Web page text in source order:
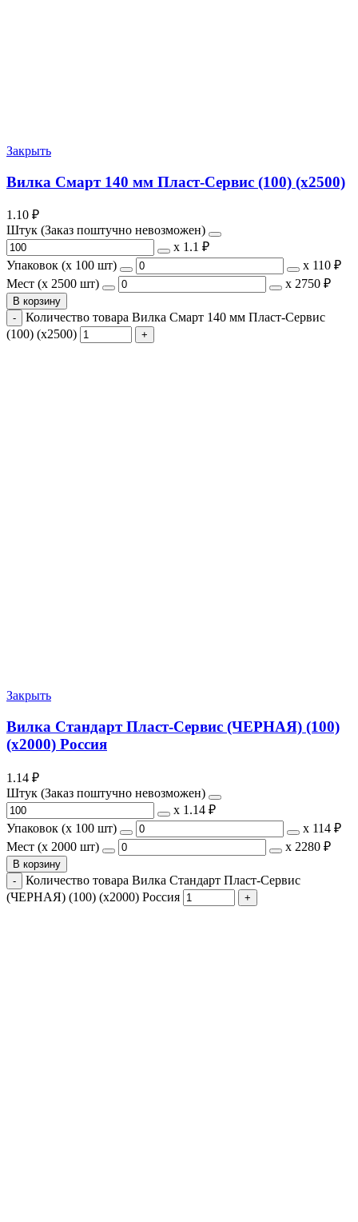
Закрыть
Вилка Смарт 140 мм Пласт-Сервис (100) (х2500)
1.10 ₽
Штук (Заказ поштучно невозможен)
х 1.1 ₽
Упаковок (x 100 шт)
х 110 ₽
Мест (x 2500 шт)
х 2750 ₽
В корзину
Количество товара Вилка Смарт 140 мм Пласт-Сервис
(100) (х2500)
Закрыть
Вилка Стандарт Пласт-Сервис (ЧЕРНАЯ) (100)
(х2000) Россия
1.14 ₽
Штук (Заказ поштучно невозможен)
х 1.14 ₽
Упаковок (x 100 шт)
х 114 ₽
Мест (x 2000 шт)
х 2280 ₽
В корзину
Количество товара Вилка Стандарт Пласт-Сервис
(ЧЕРНАЯ) (100) (х2000) Россия